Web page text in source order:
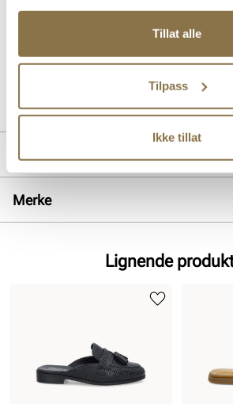
Tillat alle
Tilpass
Ikke tillat
Komfortabel og skinnfòret slip-in mokasin i
med lekre detaljer. Modellen har en
Produktdetaljer
For:Skinn
Hælhøyde:20 mm
Merke
Lignende